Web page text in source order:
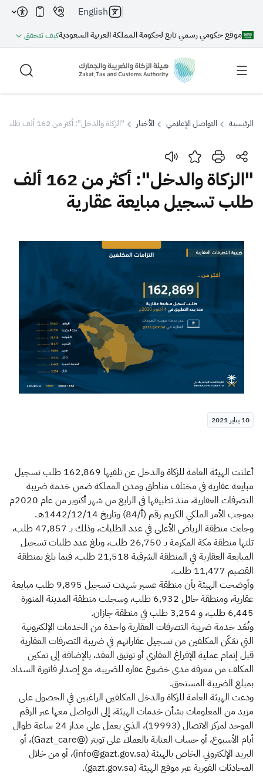
موقع حكومي رسمي تابع لحكومة المملكة العربية السعوديةكيف تتحقق
English
بحث
بحث بحث AI
اقتراحات
الإقرار الضريبي
التصرفات العقارية
الرئيسية التواصل الإعلامي الأخبار "الزكاة والدخل": أكثر من 162 ألف طلب تسجيل مبايعة عقارية
"الزكاة والدخل": أكثر من 162 ألف
طلب تسجيل مبايعة عقارية
10 يناير 2021
أعلنت الهيئة العامة للزكاة والدخل عن تلقيها 162,869 طلب تسجيل
مبايعة عقارية في مختلف مناطق ومدن المملكة ضمن خدمة ضريبة
التصرفات العقارية، منذ تطبيقها في الرابع من شهر أكتوبر من عام 2020م
بموجب الأمر الملكي الكريم رقم (أ/84) وتاريخ 1442/12/14هـ.
وجاءت منطقة الرياض الأعلى في عدد الطلبات، وذلك بـ 47,857 طلب،
تلتها منطقة مكة المكرمة بـ 26,750 طلب، وبلغ عدد طلبات تسجيل
المبايعة العقارية في المنطقة الشرقية 21,518 طلب، فيما بلغ بمنطقة
القصيم 11,477 طلب.
وأوضحت الهيئة بأن منطقة عسير شهدت تسجيل 9,895 طلب مبايعة
عقارية، ومنطقة حائل 6,932 طلب، وسجلت منطقة المدينة المنورة
6,445 طلب، و 3,254 طلب في منطقة جازان.
وتُعَد خدمة ضريبة التصرفات العقارية واحدة من الخدمات الإلكترونية
التي تمَكّن المكلفين من تسجيل عقاراتهم في ضريبة التصرفات العقارية
قبل إتمام عملية الإفراغ العقاري أو توثيق العقد، بالإضافة إلى تمكين
المكلف من معرفة مدى خضوع عقاره للضريبة، مع إصدار فاتورة السداد
بمبلغ الضريبة المستحق.
ودعت الهيئة العامة للزكاة والدخل المكلفين الراغبين في الحصول على
مزيد من المعلومات بشأن خدمات الهيئة، إلى التواصل معها عبر الرقم
الموحد لمركز الاتصال (19993)، الذي يعمل على مدار 24 ساعة طوال
أيام الأسبوع، أو حساب العناية بالعملاء على تويتر (@Gazt_care)، أو
البريد الإلكتروني الخاص بالهيئة (info@gazt.gov.sa)، أو من خلال
المحادثات الفورية عبر موقع الهيئة (gazt.gov.sa).​